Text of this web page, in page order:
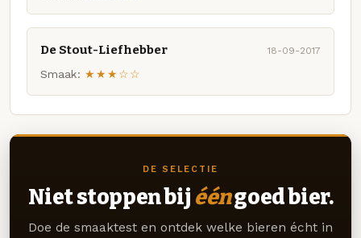
De Stout-Liefhebber 18-09-2017
Smaak: ★★★☆☆
DE SELECTIE
Niet stoppen bij ééngoed bier.
Doe de smaaktest en ontdek welke bieren écht in